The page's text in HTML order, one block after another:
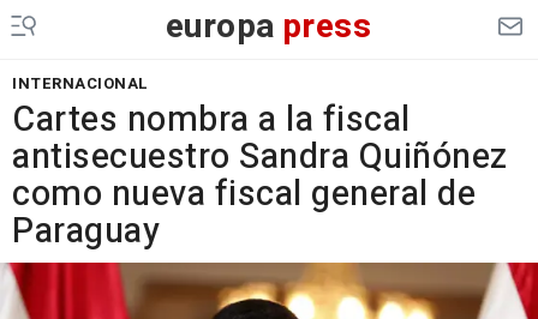
europa press
INTERNACIONAL
Cartes nombra a la fiscal
antisecuestro Sandra Quiñónez
como nueva fiscal general de
Paraguay